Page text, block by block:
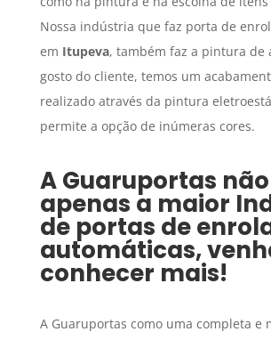
Nossa indústria que faz porta de
em Itupeva, também faz a pintura de
gosto do cliente, temos um
realizado através da pintura
permite a opção de inúmeras cores.
A Guaruportas
apenas a maior
de portas de
automáticas,
conhecer mais!
A Guaruportas como uma completa e